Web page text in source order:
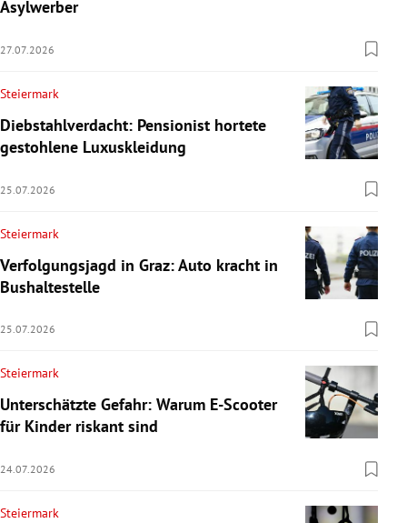
Asylwerber
27.07.2026
Steiermark
Diebstahlverdacht: Pensionist hortete
gestohlene Luxuskleidung
25.07.2026
Steiermark
Verfolgungsjagd in Graz: Auto kracht in
Bushaltestelle
25.07.2026
Steiermark
Unterschätzte Gefahr: Warum E-Scooter
für Kinder riskant sind
24.07.2026
Steiermark